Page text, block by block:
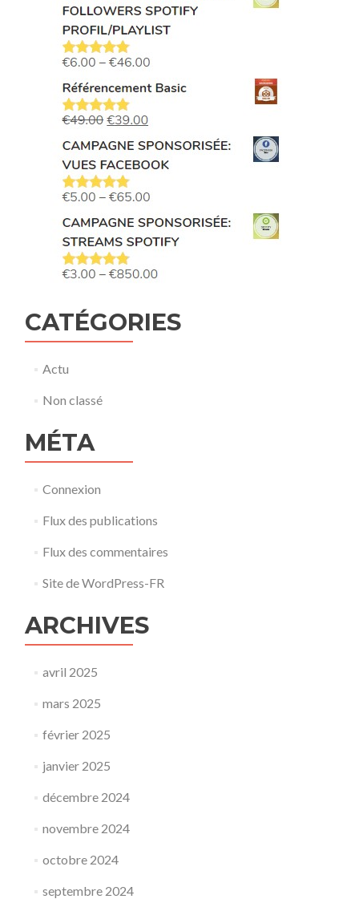
CATÉGORIES
Actu
Non classé
MÉTA
Connexion
Flux des publications
Flux des commentaires
Site de WordPress-FR
ARCHIVES
avril 2025
mars 2025
février 2025
janvier 2025
décembre 2024
novembre 2024
octobre 2024
septembre 2024